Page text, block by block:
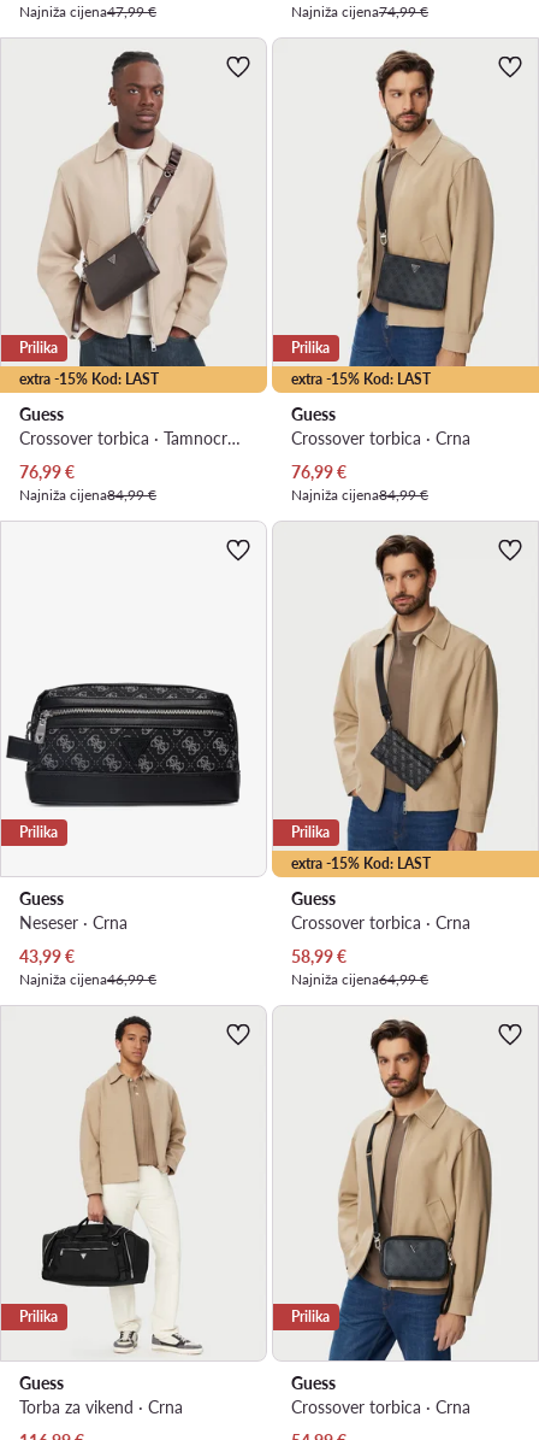
Najniža cijena47,99 € Najniža cijena74,99 €
extra -15% Kod: LAST
Prilika
Guess
Crossover torbica · Tamnocrvena
Trenutna cijena
76,99€
Najniža cijena84,99 €
extra -15% Kod: LAST
Prilika
Guess
Crossover torbica · Crna
Trenutna cijena
76,99€
Najniža cijena84,99 €
Prilika
Guess
Neseser · Crna
Trenutna cijena
43,99€
Najniža cijena46,99 €
extra -15% Kod: LAST
Prilika
Guess
Crossover torbica · Crna
Trenutna cijena
58,99€
Najniža cijena64,99 €
Prilika
Guess
Torba za vikend · Crna
Prilika
Guess
Crossover torbica · Crna